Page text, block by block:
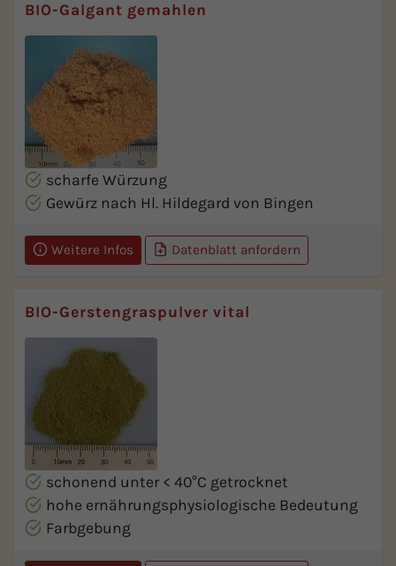
BIO-Galgant gemahlen
scharfe Würzung
Gewürz nach Hl. Hildegard von Bingen
Weitere Infos Datenblatt anfordern
BIO-Gerstengraspulver vital
schonend unter < 40°C getrocknet
hohe ernährungsphysiologische Bedeutung
Farbgebung